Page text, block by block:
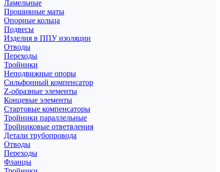
Ламельные
Прошивные маты
Опорные кольца
Подвесы
Изделия в ППУ изоляции
Отводы
Переходы
Тройники
Неподвижные опоры
Cильфонный компенсатор
Z-образные элементы
Концевые элементы
Стартовые компенсаторы
Тройники параллельные
Тройниковые ответвления
Детали трубопровода
Отводы
Переходы
Фланцы